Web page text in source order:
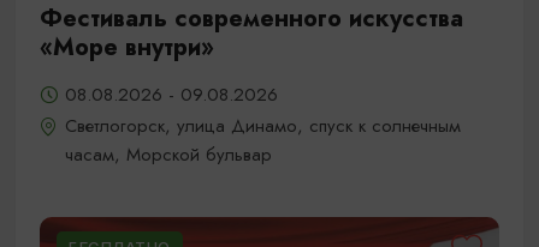
Фестиваль современного искусства
«Море внутри»
08.08.2026 - 09.08.2026
Светлогорск, улица Динамо, спуск к солнечным
часам, Морской бульвар